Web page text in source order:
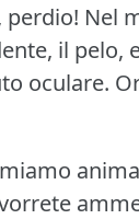
perdio! Nel
il pelo,
oculare.